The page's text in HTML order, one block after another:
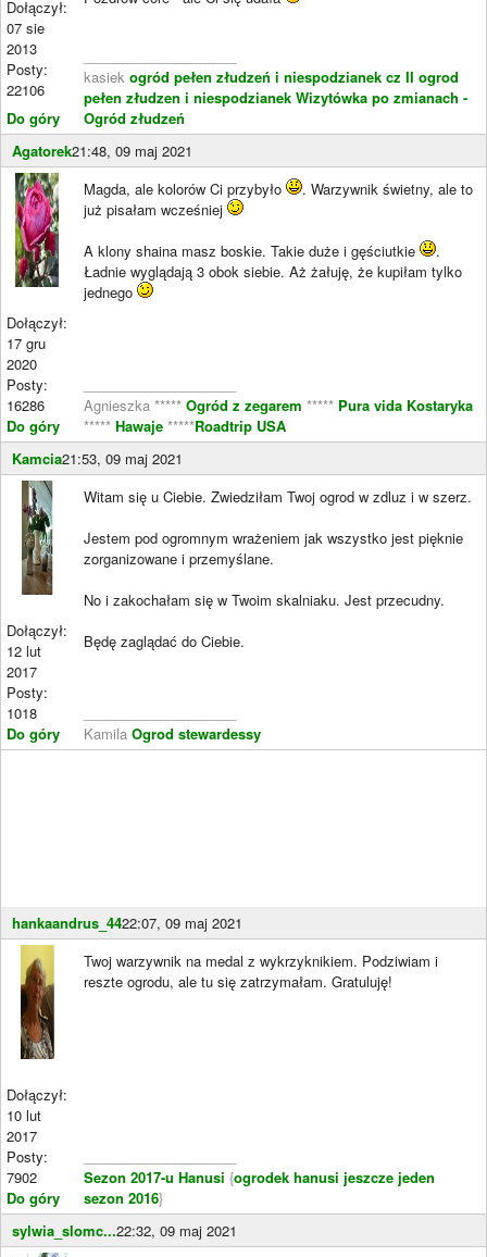
Dołączył:
07 sie
2013
Posty:
22106
Do góry
kasiek ogród pełen złudzeń i niespodzianek cz II ogrod
pełen złudzen i niespodzianek Wizytówka po zmianach -
Ogród złudzeń
Agatorek21:48, 09 maj 2021
Dołączył:
17 gru
2020
Posty:
16286
Do góry
Magda, ale kolorów Ci przybyło
. Warzywnik świetny, ale to
już pisałam wcześniej
A klony shaina masz boskie. Takie duże i gęściutkie
.
Ładnie wyglądają 3 obok siebie. Aż żałuję, że kupiłam tylko
jednego
Agnieszka ***** Ogród z zegarem ***** Pura vida Kostaryka
***** Hawaje *****Roadtrip USA
Kamcia21:53, 09 maj 2021
Dołączył:
12 lut
2017
Posty:
1018
Do góry
Witam się u Ciebie. Zwiedziłam Twoj ogrod w zdluz i w szerz.
Jestem pod ogromnym wrażeniem jak wszystko jest pięknie
zorganizowane i przemyślane.
No i zakochałam się w Twoim skalniaku. Jest przecudny.
Będę zaglądać do Ciebie.
Kamila Ogrod stewardessy
hankaandrus_4422:07, 09 maj 2021
Dołączył:
10 lut
2017
Posty:
7902
Do góry
Twoj warzywnik na medal z wykrzyknikiem. Podziwiam i
reszte ogrodu, ale tu się zatrzymałam. Gratuluję!
Sezon 2017-u Hanusi {ogrodek hanusi jeszcze jeden
sezon 2016}
sylwia_slomc...22:32, 09 maj 2021